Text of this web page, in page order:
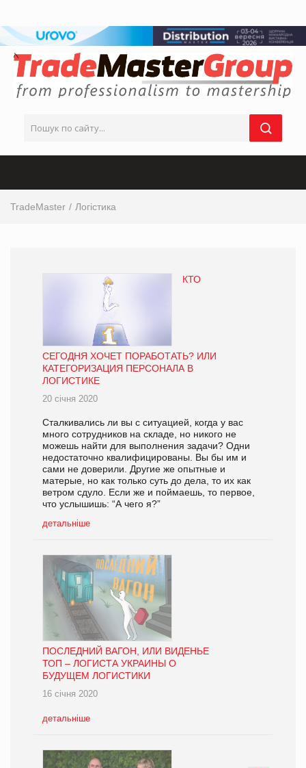
TradeMaster Логістика
КТО
СЕГОДНЯ ХОЧЕТ ПОРАБОТАТЬ? ИЛИ
КАТЕГОРИЗАЦИЯ ПЕРСОНАЛА В
ЛОГИСТИКЕ
20 січня 2020
Сталкивались ли вы с ситуацией, когда у вас
много сотрудников на складе, но никого не
можешь найти для выполнения задачи? Одни
недостаточно квалифицированы. Вы бы им и
сами не доверили. Другие же опытные и
матерые, но как только суть до дела, то их как
ветром сдуло. Если же и поймаешь, то первое,
что услышишь: “А чего я?”
детальніше
ПОСЛЕДНИЙ ВАГОН, ИЛИ ВИДЕНЬЕ
ТОП – ЛОГИСТА УКРАИНЫ О
БУДУЩЕМ ЛОГИСТИКИ
16 січня 2020
детальніше